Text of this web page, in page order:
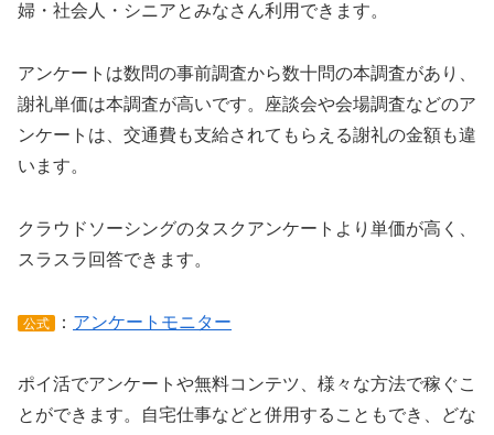
婦・社会人・シニアとみなさん利用できます。
アンケートは数問の事前調査から数十問の本調査があり、
謝礼単価は本調査が高いです。座談会や会場調査などのア
ンケートは、交通費も支給されてもらえる謝礼の金額も違
います。
クラウドソーシングのタスクアンケートより単価が高く、
スラスラ回答できます。
公式 ： アンケートモニター
ポイ活でアンケートや無料コンテツ、様々な方法で稼ぐこ
とができます。自宅仕事などと併用することもでき、どな